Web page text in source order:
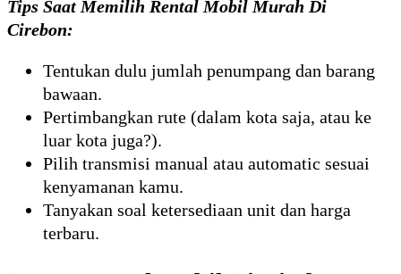
Tips Saat Memilih Rental Mobil Murah Di
Cirebon:
Tentukan dulu jumlah penumpang dan barang
bawaan.
Pertimbangkan rute (dalam kota saja, atau ke
luar kota juga?).
Pilih transmisi manual atau automatic sesuai
kenyamanan kamu.
Tanyakan soal ketersediaan unit dan harga
terbaru.